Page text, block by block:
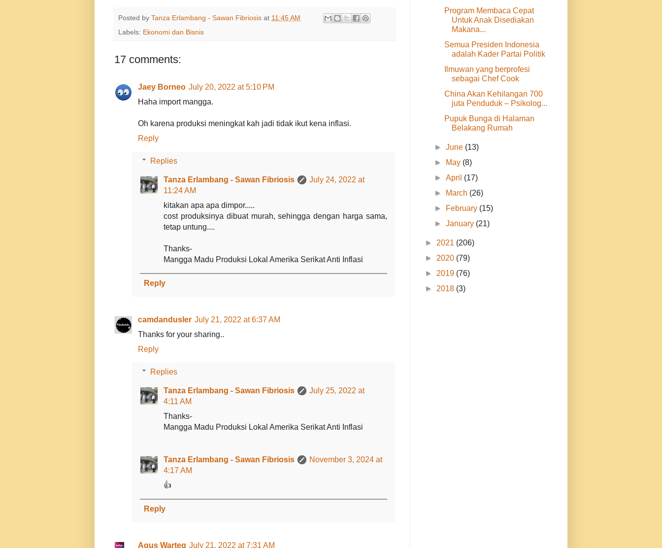
Posted by Tanza Erlambang - Sawan Fibriosis at 11:45 AM
Labels: Ekonomi dan Bisnis
17 comments:
Jaey Borneo July 20, 2022 at 5:10 PM
Haha import mangga.
Oh karena produksi meningkat kah jadi tidak ikut kena inflasi.
Reply
Replies
Tanza Erlambang - Sawan Fibriosis
July 24, 2022 at
11:24 AM
kitakan apa apa dimpor.....
cost produksinya dibuat murah, sehingga dengan harga sama,
tetap untung....
Thanks-
Mangga Madu Produksi Lokal Amerika Serikat Anti Inflasi
Reply
camdandusler July 21, 2022 at 6:37 AM
Thanks for your sharing..
Reply
Replies
Tanza Erlambang - Sawan Fibriosis
July 25, 2022 at
4:11 AM
Thanks-
Mangga Madu Produksi Lokal Amerika Serikat Anti Inflasi
Tanza Erlambang - Sawan Fibriosis
November 3, 2024 at
4:17 AM
👍
Reply
Agus Warteg July 21, 2022 at 7:31 AM
Program Membaca Cepat
Untuk Anak Disediakan
Makana...
Semua Presiden Indonesia
adalah Kader Partai Politik
Ilmuwan yang berprofesi
sebagai Chef Cook
China Akan Kehilangan 700
juta Penduduk – Psikolog...
Pupuk Bunga di Halaman
Belakang Rumah
►June (13)
►
May (8)
►April (17)
►
March (26)
►
February (15)
►January (21)
► 2021 (206)
► 2020 (79)
► 2019 (76)
► 2018 (3)